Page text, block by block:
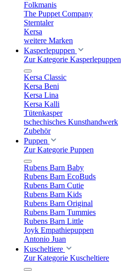
Folkmanis
The Puppet Company
Sterntaler
Kersa
weitere Marken
Kasperlepuppen
Zur Kategorie Kasperlepuppen
Kersa Classic
Kersa Beni
Kersa Lina
Kersa Kalli
Tütenkasper
tschechisches Kunsthandwerk
Zubehör
Puppen
Zur Kategorie Puppen
Rubens Barn Baby
Rubens Barn EcoBuds
Rubens Barn Cutie
Rubens Barn Kids
Rubens Barn Original
Rubens Barn Tummies
Rubens Barn Little
Joyk Empathiepuppen
Antonio Juan
Kuscheltiere
Zur Kategorie Kuscheltiere